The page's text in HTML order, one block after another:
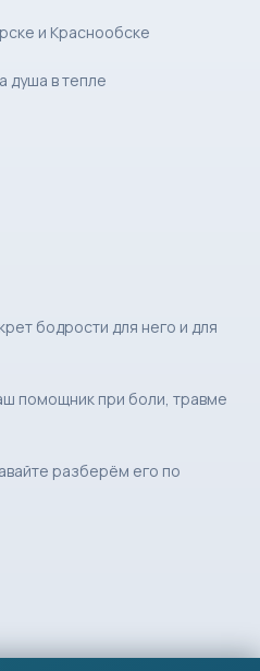
и Краснообске
душа в тепле
бодрости для него и для
помощник при боли, травме
разберём его по